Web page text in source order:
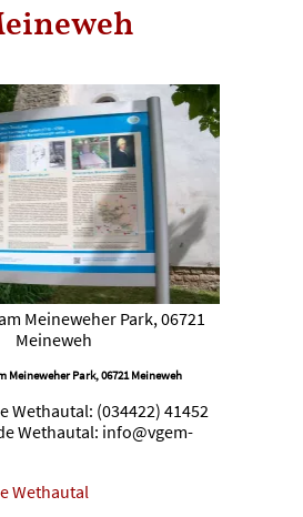
Meineweher Park, 06721
Meineweh
Meineweher Park, 06721 Meineweh
Wethautal: (034422) 41452
Wethautal: info@vgem-
Wethautal